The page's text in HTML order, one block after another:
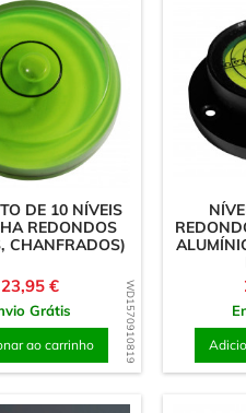
Madeira
WD1570910819
DE 10 NÍVEIS
REDONDOS
CHANFRADOS)
Preço
23,95 €
Grátis
ao carrinho